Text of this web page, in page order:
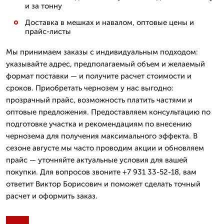
и за тонну
Доставка в мешках и навалом, оптовые цены и
прайс-листы
Мы принимаем заказы с индивидуальным подходом:
указывайте адрес, предполагаемый объем и желаемый
формат поставки — и получите расчет стоимости и
сроков. Приобретать чернозем у нас выгодно:
прозрачный прайс, возможность платить частями и
оптовые предложения. Предоставляем консультацию по
подготовке участка и рекомендациям по внесению
чернозема для получения максимального эффекта. В
сезоне августе мы часто проводим акции и обновляем
прайс — уточняйте актуальные условия для вашей
покупки. Для вопросов звоните +7 931 33-52-18, вам
ответит Виктор Борисович и поможет сделать точный
расчет и оформить заказ.